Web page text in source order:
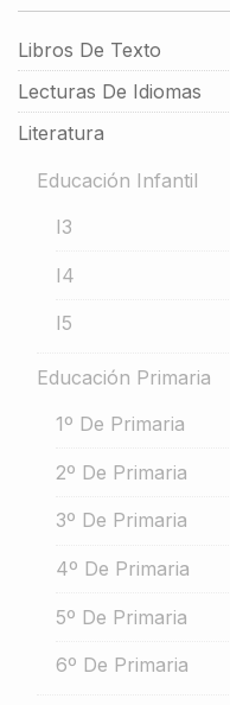
Libros De Texto
Lecturas De Idiomas
Literatura
Educación Infantil
I3
I4
I5
Educación Primaria
1º De Primaria
2º De Primaria
3º De Primaria
4º De Primaria
5º De Primaria
6º De Primaria